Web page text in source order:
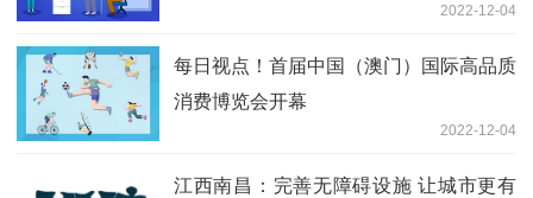
2022-12-04
每日视点！首届中国（澳门）国际高品质
消费博览会开幕
2022-12-04
江西南昌：完善无障碍设施 让城市更有